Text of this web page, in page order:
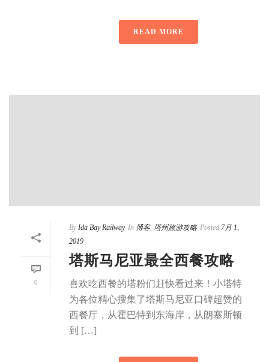
READ MORE
0
By Ida Bay Railway In 博客, 塔州旅游攻略 Posted 7月 1,
2019
塔斯马尼亚最全西餐攻略
喜欢吃西餐的塔粉们赶快看过来！小塔特
为各位精心搜集了塔斯马尼亚口碑超赞的
西餐厅，从霍巴特到东海岸，从朗塞斯顿
到 […]